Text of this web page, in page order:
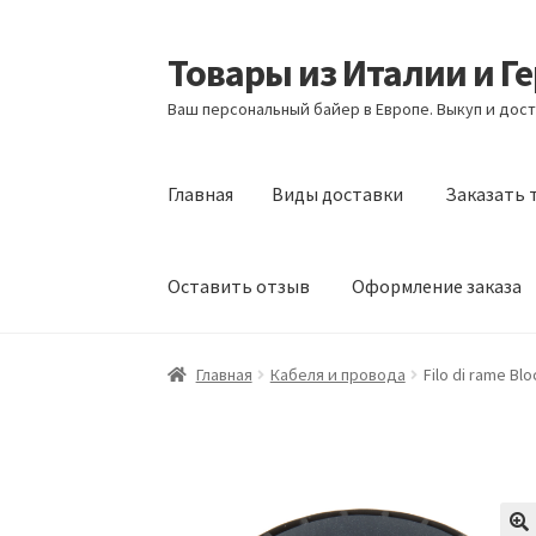
Перейти
к
навигации
Перейти
к
содержимому
Товары из Италии и
Ваш персональный байер в Европе. Выкуп и
Главная Виды доставки Заказать
Оставить отзыв Оформление заказа
Главная Виды доставки Заказать товары
Главная Кабеля и провода Filo di rame